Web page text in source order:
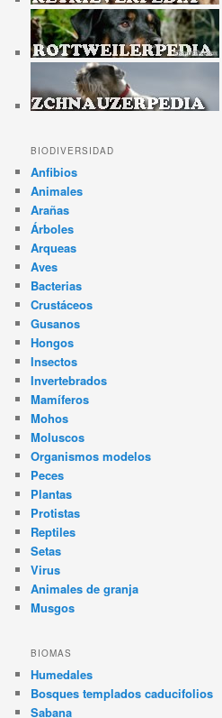
BIODIVERSIDAD
Anfibios
Animales
Arañas
Árboles
Arqueas
Aves
Bacterias
Crustáceos
Gusanos
Hongos
Insectos
Invertebrados
Mamíferos
Mohos
Moluscos
Organismos modelos
Peces
Plantas
Protistas
Reptiles
Setas
Virus
Animales de granja
Musgos
BIOMAS
Humedales
Bosques templados caducifolios
Sabana